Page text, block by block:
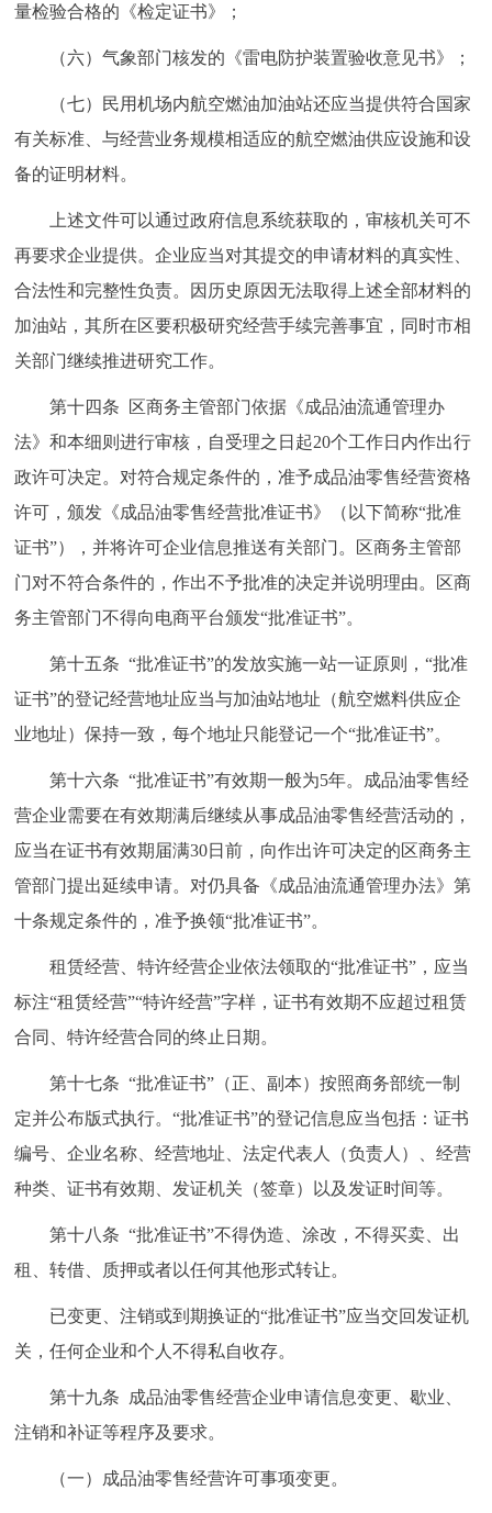
量检验合格的《检定证书》；
（六）气象部门核发的《雷电防护装置验收意见书》；
（七）民用机场内航空燃油加油站还应当提供符合国家
有关标准、与经营业务规模相适应的航空燃油供应设施和设
备的证明材料。
上述文件可以通过政府信息系统获取的，审核机关可不
再要求企业提供。企业应当对其提交的申请材料的真实性、
合法性和完整性负责。因历史原因无法取得上述全部材料的
加油站，其所在区要积极研究经营手续完善事宜，同时市相
关部门继续推进研究工作。
第十四条 区商务主管部门依据《成品油流通管理办
法》和本细则进行审核，自受理之日起20个工作日内作出行
政许可决定。对符合规定条件的，准予成品油零售经营资格
许可，颁发《成品油零售经营批准证书》（以下简称“批准
证书”），并将许可企业信息推送有关部门。区商务主管部
门对不符合条件的，作出不予批准的决定并说明理由。区商
务主管部门不得向电商平台颁发“批准证书”。
第十五条 “批准证书”的发放实施一站一证原则，“批准
证书”的登记经营地址应当与加油站地址（航空燃料供应企
业地址）保持一致，每个地址只能登记一个“批准证书”。
第十六条 “批准证书”有效期一般为5年。成品油零售经
营企业需要在有效期满后继续从事成品油零售经营活动的，
应当在证书有效期届满30日前，向作出许可决定的区商务主
管部门提出延续申请。对仍具备《成品油流通管理办法》第
十条规定条件的，准予换领“批准证书”。
租赁经营、特许经营企业依法领取的“批准证书”，应当
标注“租赁经营”“特许经营”字样，证书有效期不应超过租赁
合同、特许经营合同的终止日期。
第十七条 “批准证书”（正、副本）按照商务部统一制
定并公布版式执行。“批准证书”的登记信息应当包括：证书
编号、企业名称、经营地址、法定代表人（负责人）、经营
种类、证书有效期、发证机关（签章）以及发证时间等。
第十八条 “批准证书”不得伪造、涂改，不得买卖、出
租、转借、质押或者以任何其他形式转让。
已变更、注销或到期换证的“批准证书”应当交回发证机
关，任何企业和个人不得私自收存。
第十九条 成品油零售经营企业申请信息变更、歇业、
注销和补证等程序及要求。
（一）成品油零售经营许可事项变更。